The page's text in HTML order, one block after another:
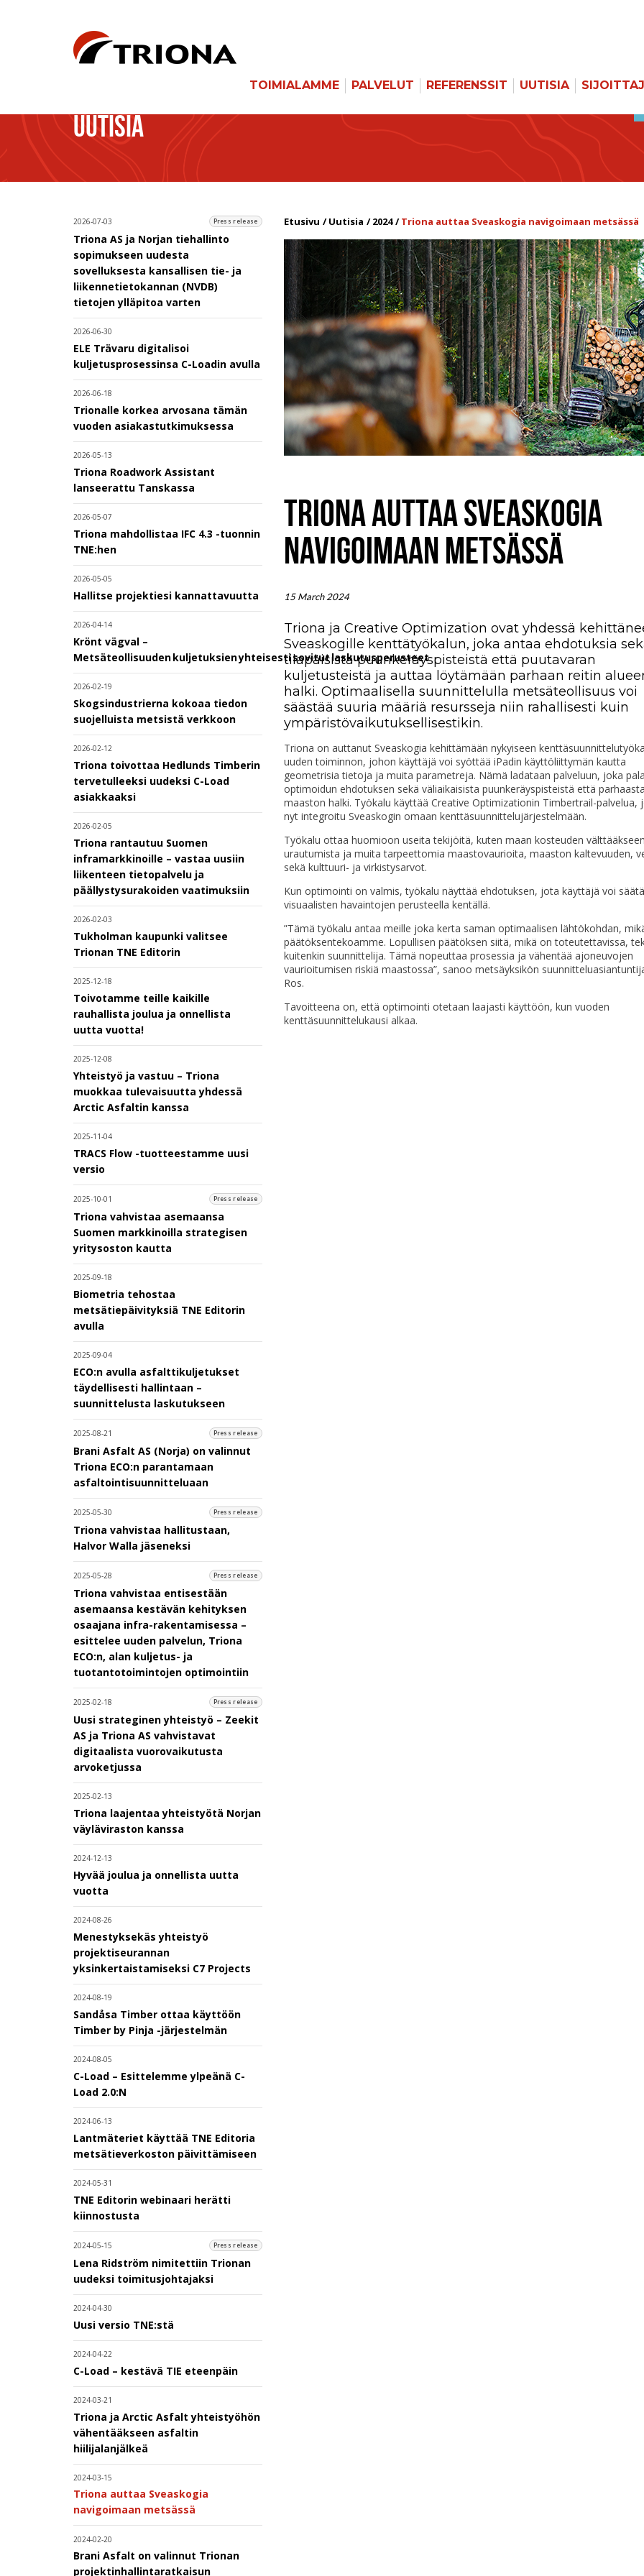
TOIMIALAMME PALVELUT REFERENSSIT UUTISIA
UUTISIA
2026-07-03 Press release
Triona AS ja Norjan tiehallinto
sopimukseen uudesta
sovelluksesta kansallisen tie- ja
liikennetietokannan (NVDB)
tietojen ylläpitoa varten
2026-06-30
ELE Trävaru digitalisoi
kuljetusprosessinsa C-Loadin avulla
2026-06-18
Trionalle korkea arvosana tämän
vuoden asiakastutkimuksessa
2026-05-13
Triona Roadwork Assistant
lanseerattu Tanskassa
2026-05-07
Triona mahdollistaa IFC 4.3 -tuonnin
TNE:hen
2026-05-05
Hallitse projektiesi kannattavuutta
2026-04-14
Krönt vägval –
Metsäteollisuuden kuljetuksien yhteisesti sovitut laskutusperusteet
2026-02-19
Skogsindustrierna kokoaa tiedon
suojelluista metsistä verkkoon
2026-02-12
Triona toivottaa Hedlunds Timberin
tervetulleeksi uudeksi C-Load
asiakkaaksi
2026-02-05
Triona rantautuu Suomen
inframarkkinoille – vastaa uusiin
liikenteen tietopalvelu ja
päällystysurakoiden vaatimuksiin
2026-02-03
Tukholman kaupunki valitsee
Trionan TNE Editorin
2025-12-18
Toivotamme teille kaikille
rauhallista joulua ja onnellista
uutta vuotta!
2025-12-08
Yhteistyö ja vastuu – Triona
muokkaa tulevaisuutta yhdessä
Arctic Asfaltin kanssa
2025-11-04
TRACS Flow -tuotteestamme uusi
versio
2025-10-01 Press release
Triona vahvistaa asemaansa
Suomen markkinoilla strategisen
yritysoston kautta
2025-09-18
Biometria tehostaa
metsätiepäivityksiä TNE Editorin
avulla
2025-09-04
ECO:n avulla asfalttikuljetukset
täydellisesti hallintaan –
suunnittelusta laskutukseen
2025-08-21 Press release
Brani Asfalt AS (Norja) on valinnut
Triona ECO:n parantamaan
asfaltointisuunnitteluaan
2025-05-30 Press release
Triona vahvistaa hallitustaan,
Halvor Walla jäseneksi
2025-05-28 Press release
Triona vahvistaa entisestään
asemaansa kestävän kehityksen
osaajana infra-rakentamisessa –
esittelee uuden palvelun, Triona
ECO:n, alan kuljetus- ja
tuotantotoimintojen optimointiin
2025-02-18 Press release
Uusi strateginen yhteistyö – Zeekit
AS ja Triona AS vahvistavat
digitaalista vuorovaikutusta
arvoketjussa
2025-02-13
Triona laajentaa yhteistyötä Norjan
väyläviraston kanssa
2024-12-13
Hyvää joulua ja onnellista uutta
vuotta
2024-08-26
Menestyksekäs yhteistyö
projektiseurannan
yksinkertaistamiseksi C7 Projects
2024-08-19
Sandåsa Timber ottaa käyttöön
Timber by Pinja -järjestelmän
2024-08-05
C-Load – Esittelemme ylpeänä C-
Load 2.0:N
2024-06-13
Lantmäteriet käyttää TNE Editoria
metsätieverkoston päivittämiseen
2024-05-31
TNE Editorin webinaari herätti
kiinnostusta
2024-05-15 Press release
Lena Ridström nimitettiin Trionan
uudeksi toimitusjohtajaksi
2024-04-30
Uusi versio TNE:stä
2024-04-22
C-Load – kestävä TIE eteenpäin
2024-03-21
Triona ja Arctic Asfalt yhteistyöhön
vähentääkseen asfaltin
hiilijalanjälkeä
2024-03-15
Triona auttaa Sveaskogia
navigoimaan metsässä
2024-02-20
Brani Asfalt on valinnut Trionan
projektinhallintaratkaisun
Etusivu Uutisia 2024 Triona auttaa Sveaskogia navigoimaan metsässä
TRIONA AUTTAA SVEASKOGIA
NAVIGOIMAAN METSÄSSÄ
15 March 2024
Triona ja Creative Optimization ovat yhdessä
Sveaskogille kenttätyökalun, joka antaa ehdotuksia
tilapäisistä puunkeräyspisteistä että puutavaran
kuljetusteistä ja auttaa löytämään parhaan reitin
halki. Optimaalisella suunnittelulla metsäteollisuus voi
säästää suuria määriä resursseja niin rahallisesti kuin
ympäristövaikutuksellisestikin.
Triona on auttanut Sveaskogia kehittämään nykyiseen
uuden toiminnon, johon käyttäjä voi syöttää iPadin käyttöliittymän kautta
geometrisia tietoja ja muita parametreja. Nämä ladataan palveluun, joka
optimoidun ehdotuksen sekä väliaikaisista puunkeräyspisteistä että
maaston halki. Työkalu käyttää Creative Optimizationin Timbertrail-palvelua,
nyt integroitu Sveaskogin omaan kenttäsuunnittelujärjestelmään.
Työkalu ottaa huomioon useita tekijöitä, kuten maan kosteuden välttääkseen
urautumista ja muita tarpeettomia maastovaurioita, maaston kaltevuuden,
sekä kulttuuri- ja virkistysarvot.
Kun optimointi on valmis, työkalu näyttää ehdotuksen, jota käyttäjä voi
visuaalisten havaintojen perusteella kentällä.
”Tämä työkalu antaa meille joka kerta saman optimaalisen lähtökohdan,
päätöksentekoamme. Lopullisen päätöksen siitä, mikä on toteutettavissa,
kuitenkin suunnittelija. Tämä nopeuttaa prosessia ja vähentää ajoneuvojen
vaurioitumisen riskiä maastossa”, sanoo metsäyksikön
Ros.
Tavoitteena on, että optimointi otetaan laajasti käyttöön, kun vuoden
kenttäsuunnittelukausi alkaa.